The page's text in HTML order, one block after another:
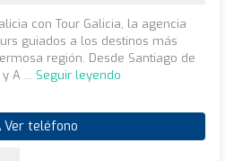
con Tour Galicia, la agencia
guiados a los destinos más
región. Desde Santiago de
A ... Seguir leyendo
Ver teléfono